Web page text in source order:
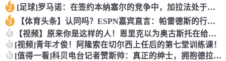
2 [足球]罗马诺：在签约本纳塞尔的竞争中，加拉法处于领先地位
3 【体育头条】认同吗？ESPN嘉宾直言：帕雷德斯的行为无法容忍
4 【视频】原来你是这样的人！恩里克以为奥古斯托在给自己拍照，但
5 [视频]青年才俊！阿隆索在切尔西上任后的第七堂训练课！
6 [值得一看]科贝电台记者赞斯帅：真正的绅士，拥抱德拉富恩特+